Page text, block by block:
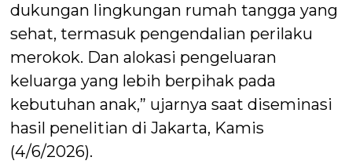
dukungan lingkungan rumah tangga yang
sehat, termasuk pengendalian perilaku
merokok. Dan alokasi pengeluaran
keluarga yang lebih berpihak pada
kebutuhan anak,” ujarnya saat diseminasi
hasil penelitian di Jakarta, Kamis
(4/6/2026).